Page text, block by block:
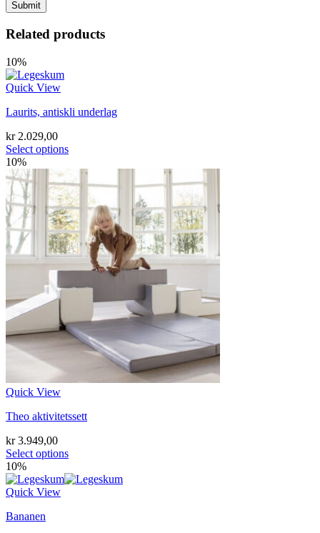
Related products
10%
Quick View
Laurits, antiskli underlag
kr2.029,00
Select options
10%
Quick View
Theo aktivitetssett
kr3.949,00
Select options
10%
Quick View
Bananen